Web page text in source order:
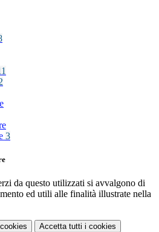
3
da questo utilizzati si avvalgono di
ed utili alle finalità illustrate nella
Accetta tutti i cookies